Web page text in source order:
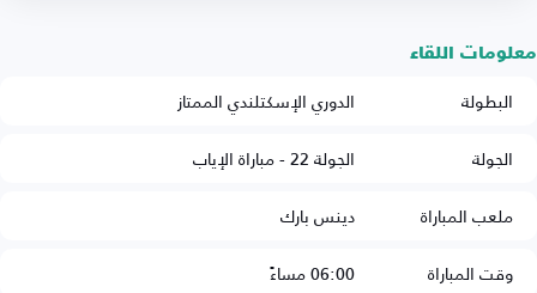
معلومات اللقاء
البطولة
الدوري الإسكتلندي الممتاز
الجولة
الجولة 22 - مباراة الإياب
ملعب المباراة
دينس بارك
وقت المباراة
06:00 مساءً